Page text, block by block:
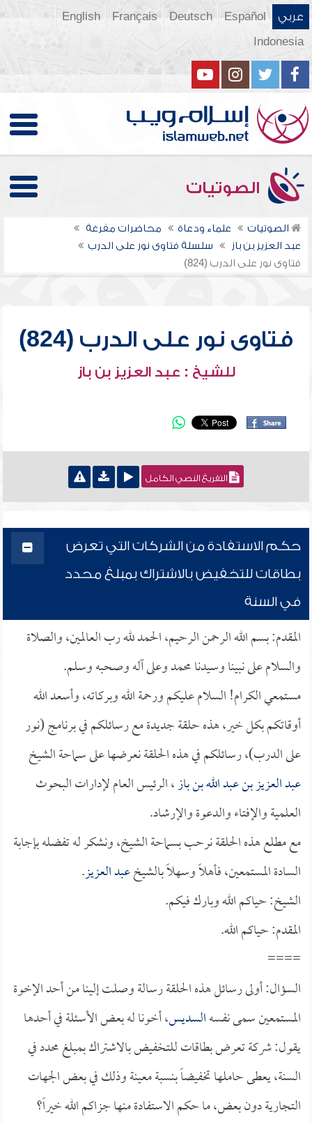
عربي Español
Deutsch
Français
English
Indonesia
الصوتيات
الصوتيات علماء ودعاة
محاضرات مفرغة
عبد العزيز بن باز
سلسلة فتاوى نور على الدرب
فتاوى نور على الدرب (824)
فتاوى نور على الدرب (824)
للشيخ : عبد العزيز بن باز
التفريغ النصي الكامل
حكم الاستفادة من الشركات التي تعرض
بطاقات للتخفيض بالاشتراك بمبلغ محدد
في السنة
المقدم: بسم الله الرحمن الرحيم، الحمد لله رب العالمين، والصلاة
والسلام على نبينا وسيدنا محمد وعلى آله وصحبه وسلم.
مستمعي الكرام! السلام عليكم ورحمة الله وبركاته، وأسعد الله
أوقاتكم بكل خير، هذه حلقة جديدة مع رسائلكم في برنامج (نور
على الدرب)، رسائلكم في هذه الحلقة نعرضها على سماحة الشيخ
عبد العزيز بن عبد الله بن باز، الرئيس العام لإدارات البحوث
العلمية والإفتاء والدعوة والإرشاد.
مع مطلع هذه الحلقة نرحب بسماحة الشيخ، ونشكر له تفضله بإجابة
السادة المستمعين، فأهلاً وسهلاً بالشيخعبد العزيز.
الشيخ: حياكم الله وبارك فيكم.
المقدم: حياكم الله.
====
السؤال: أولى رسائل هذه الحلقة رسالة وصلت إلينا من أحد الإخوة
المستمعين سمى نفسهالسديس، أخونا له بعض الأسئلة في أحدها
يقول: شركة تعرض بطاقات للتخفيض بالاشتراك بمبلغ محدد في
السنة، يعطى حاملها تخفيضاً بنسبة معينة وذلك في بعض الجهات
التجارية دون بعض، ما حكم الاستفادة منها جزاكم الله خيراً؟